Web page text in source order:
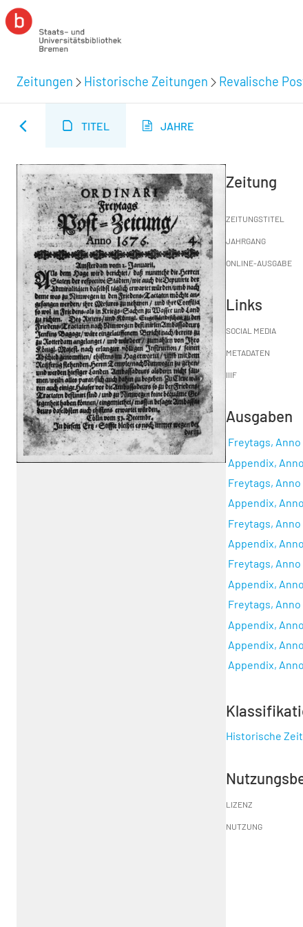
Zeitungen Historische Zeitungen Revalische
TITEL JAHRE
Zeitung
ZEITUNGSTITEL
JAHRGANG
ONLINE-AUSGABE
Links
SOCIAL MEDIA
METADATEN
IIIF
Ausgaben
Freytags, Anno
Appendix, Anno
Freytags, Anno
Appendix, Anno
Freytags, Anno
Appendix, Anno
Freytags, Anno
Appendix, Anno
Freytags, Anno
Appendix, Anno
Appendix, Anno
Appendix, Anno
Historische
LIZENZ
NUTZUNG